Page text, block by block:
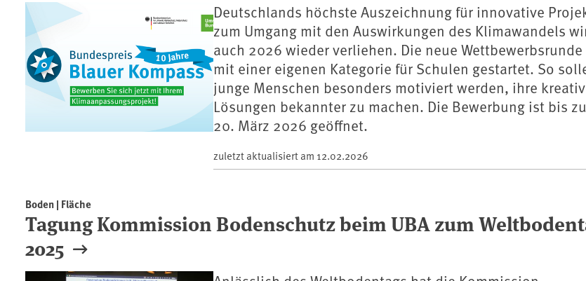
Deutschlands höchste Auszeichnung für innovative
zum Umgang mit den Auswirkungen des Klimawandels
auch 2026 wieder verliehen. Die neue
mit einer eigenen Kategorie für Schulen gestartet. So
junge Menschen besonders motiviert werden, ihre
Lösungen bekannter zu machen. Die Bewerbung ist bis
20. März 2026 geöffnet.
zuletzt aktualisiert am 12.02.2026
Boden | Fläche
Tagung Kommission Bodenschutz beim ⁠UBA⁠ zum
2025